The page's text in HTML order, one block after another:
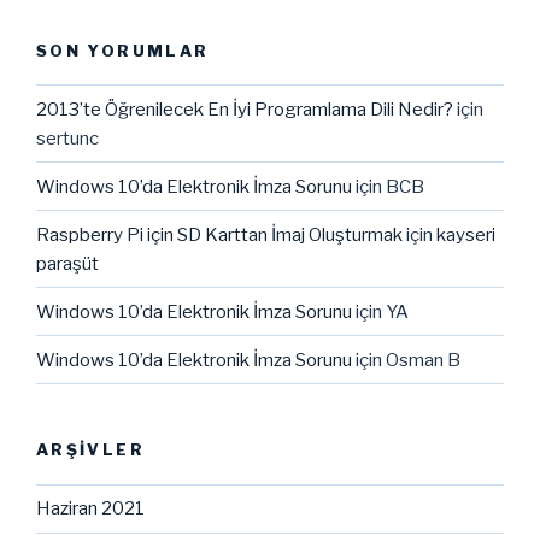
SON YORUMLAR
2013’te Öğrenilecek En İyi Programlama Dili Nedir? için
sertunc
Windows 10’da Elektronik İmza Sorunu için BCB
Raspberry Pi için SD Karttan İmaj Oluşturmakiçin kayseri
paraşüt
Windows 10’da Elektronik İmza Sorunu için YA
Windows 10’da Elektronik İmza Sorunu için Osman B
ARŞIVLER
Haziran 2021